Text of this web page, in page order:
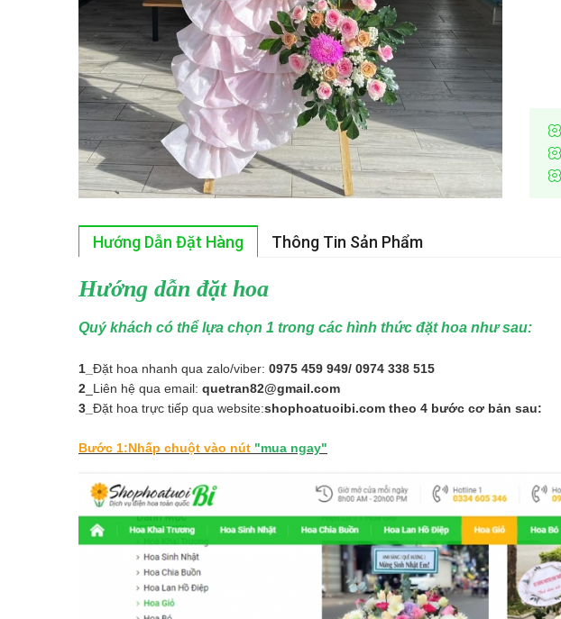
Hướng Dẫn Đặt Hàng Thông Tin Sản Phẩm
Hướng dẫn đặt hoa
Quý khách có thể lựa chọn 1 trong các hình thức đặt hoa như sau:
1_ Đặt hoa nhanh qua zalo/viber: 0975 459 949/ 0974 338 515
2 _Liên hệ qua email: quetran82@gmail.com
3_ Đặt hoa trực tiếp qua website:shophoatuoibi.com theo 4 bước cơ bản sau:
Bước 1:Nhấp chuột vào nút "mua ngay"